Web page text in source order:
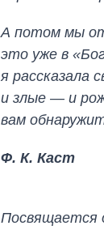
А потом мы
это уже в
я рассказала
и злые — и
вам
Ф. К. Каст
Посвящается